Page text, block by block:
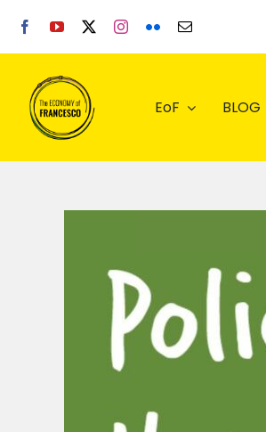
contenuto
EoF BLOG